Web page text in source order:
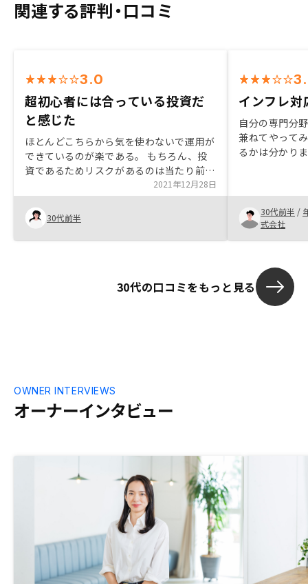
関連する評判・口コミ
3.0
超初心者には合っている投資だ
と感じた
ほとんどこちらから気を使わないで運用が
できているのが楽である。 もちろん、投
資であるためリスクがあるのは当たり前
で、不安は常にあるが、、、 何から始め
たらいいかわからない私のような超初心者
には合っている気がした
2021年12月28日
30代前半
インフレ対
自分の専門分
兼ねてやって
るかは分かり
もう少し勉強
と今になって
人の紹介です。
30代前半 /
式会社
30代の口コミをもっと見る
オーナーインタビュー
OWNER INTERVIEWS